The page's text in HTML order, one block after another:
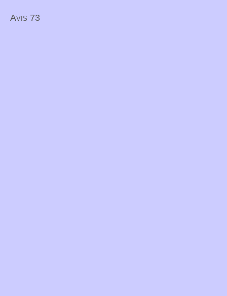
Avis 73